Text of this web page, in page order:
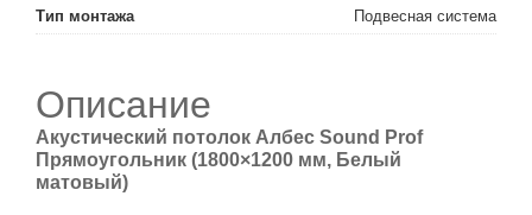
Тип монтажа
Подвесная система
Описание
Акустический потолок Албес Sound Prof
Прямоугольник (1800×1200 мм, Белый
матовый)